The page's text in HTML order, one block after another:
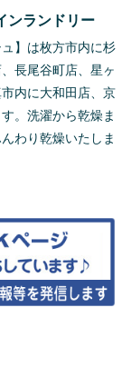
ンランドリー
】は枚方市内に杉
長尾谷町店、星ヶ
内に大和田店、京
。洗濯から乾燥ま
わり乾燥いたしま